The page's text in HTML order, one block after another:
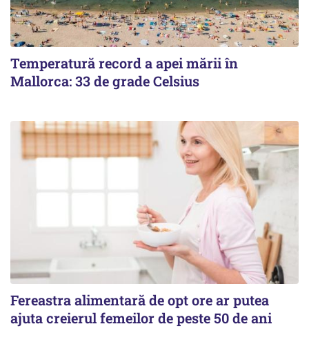
Temperatură record a apei mării în
Mallorca: 33 de grade Celsius
Fereastra alimentară de opt ore ar putea
ajuta creierul femeilor de peste 50 de ani